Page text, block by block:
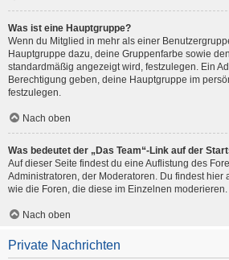
Was ist eine Hauptgruppe?
Wenn du Mitglied in mehr als einer
Hauptgruppe dazu, deine Gruppenfarbe sowie
standardmäßig angezeigt wird, festzulegen. Ein
Berechtigung geben, deine Hauptgruppe im
festzulegen.
Nach oben
Was bedeutet der „Das Team“-Link auf der
Auf dieser Seite findest du eine Auflistung des
Administratoren, der Moderatoren. Du findest hier
wie die Foren, die diese im Einzelnen moderieren.
Nach oben
Private Nachrichten